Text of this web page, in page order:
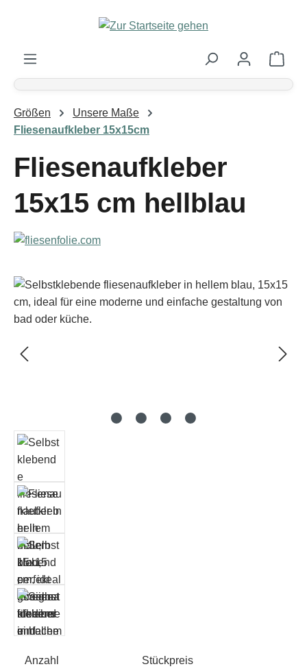
Zum Hauptinhalt springen
Größen
Unsere Maße
Fliesenaufkleber 15x15cm
Fliesenaufkleber
15x15 cm hellblau
Bildergalerie überspringen
Anzahl Stückpreis